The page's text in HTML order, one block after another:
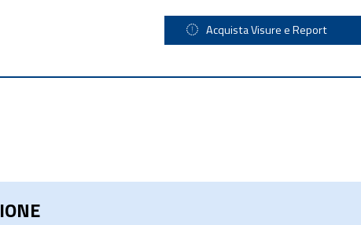
Acquista Visure e Report